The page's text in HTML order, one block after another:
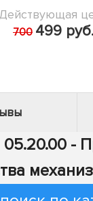
700 499 руб.
05.20.00 -